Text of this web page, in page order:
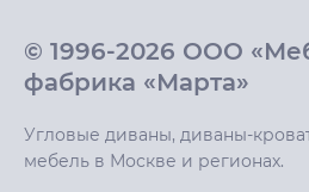
© 1996-2026 ООО
фабрика «Марта»
Угловые диваны, диваны-
мебель в Москве и регионах.